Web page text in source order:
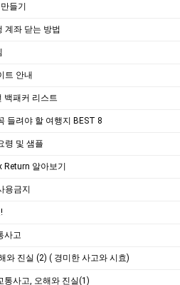
들기
계좌 닫는 방법
트 안내
백패커 리스트
들려야 할 여행지 BEST 8
령 및 샘플
Return 알아보기
용금지
사고
와 진실 (2) ( 경미한 사고와 시효)
통사고, 오해와 진실(1)